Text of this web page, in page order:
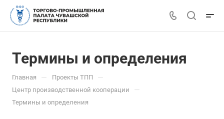
Термины и определения
Главная — Проекты ТПП —
Центр производственной кооперации —
Термины и определения